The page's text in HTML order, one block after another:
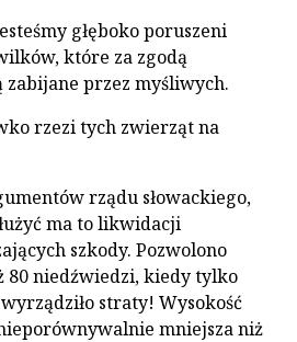
głęboko poruszeni
które za zgodą
zabijane przez myśliwych.
rzezi tych zwierząt na
rządu słowackiego,
ma to likwidacji
szkody. Pozwolono
80 niedźwiedzi, kiedy tylko
straty! Wysokość
mniejsza niż